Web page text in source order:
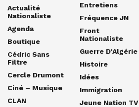
Actualité
Nationaliste
Agenda
Boutique
Cédric Sans
Filtre
Cercle Drumont
Ciné – Musique
CLAN
Entretiens
Fréquence JN
Front
Nationaliste
Guerre D'Algérie
Histoire
Idées
Immigration
Jeune Nation TV